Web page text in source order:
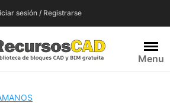
sesión / Registrarse
Menu